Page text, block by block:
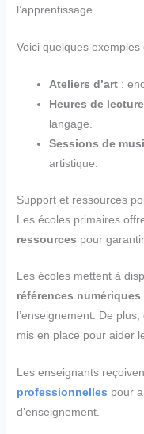
l’apprentissage.
Voici quelques exemples
Ateliers d’art :
Heures de lecture
langage.
Sessions de
artistique.
Support et ressources
Les écoles primaires
ressources pour
Les écoles mettent à
références numériques
l’enseignement. De plus,
mis en place pour aider
Les enseignants
professionnelles pour
d’enseignement.